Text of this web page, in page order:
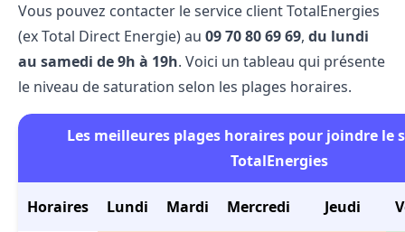
Vous pouvez contacter leservice client TotalEnergies
(ex Total Direct Energie) au 09​ 70​ 80​ 69​ 69, du lundi
au samedi de 9h à 19h. Voici un tableau qui présente
le niveau de saturation selon les plages horaires.
Les meilleures plages horaires pour joindre le
TotalEnergies
Horaires Lundi Mardi Mercredi Jeudi